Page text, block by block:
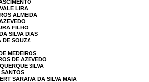
LIRA
ALMEIDA
FILHO
SILVA DIAS
DE SOUZA
MEDEIROS
DE AZEVEDO
SILVA
SARAIVA DA SILVA MAIA